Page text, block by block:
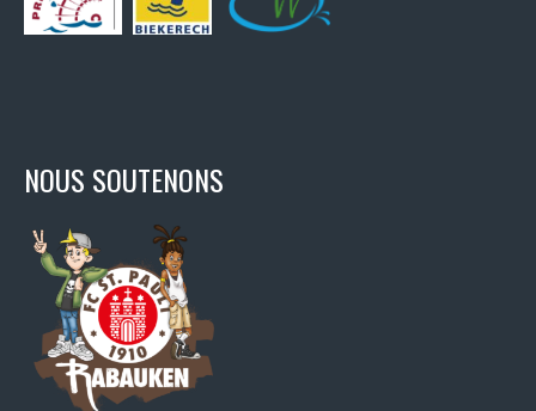
NOUS SOUTENONS